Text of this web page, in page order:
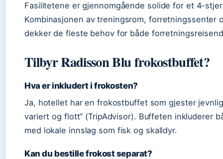
Fasilitetene er gjennomgående solide for et 4-
Kombinasjonen av treningsrom, forretningssenter
dekker de fleste behov for både
Tilbyr Radisson Blu frokostbuffet?
Hva er inkludert i frokosten?
Ja, hotellet har en frokostbuffet som gjester
variert og flott” (TripAdvisor). Buffeten inkluderer
med lokale innslag som fisk og skalldyr.
Kan du bestille frokost separat?